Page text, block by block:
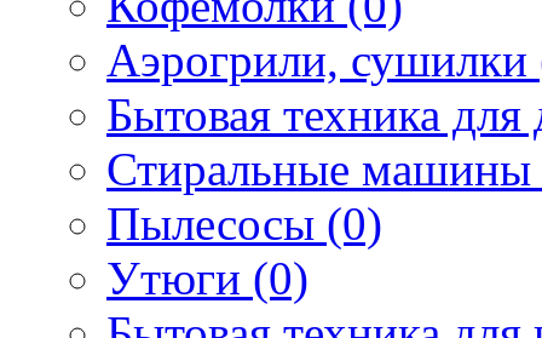
Аэрогрили, сушилки
Бытовая техника
Стиральные машины
Пылесосы (0)
Утюги (0)